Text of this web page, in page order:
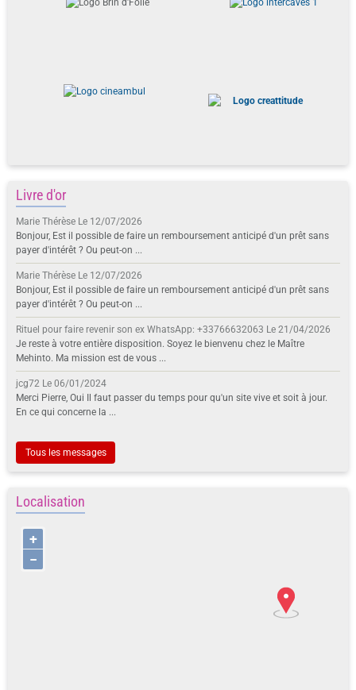
Livre d'or
Marie Thérèse Le 12/07/2026
Bonjour, Est il possible de faire un remboursement anticipé d'un prêt sans
payer d'intérêt ? Ou peut-on ...
Marie Thérèse Le 12/07/2026
Bonjour, Est il possible de faire un remboursement anticipé d'un prêt sans
payer d'intérêt ? Ou peut-on ...
Rituel pour faire revenir son ex WhatsApp: +33766632063 Le 21/04/2026
Je reste à votre entière disposition. Soyez le bienvenu chez le Maître
Mehinto. Ma mission est de vous ...
jcg72 Le 06/01/2024
Merci Pierre, Oui Il faut passer du temps pour qu'un site vive et soit à jour.
En ce qui concerne la ...
Tous les messages
Localisation
+
−